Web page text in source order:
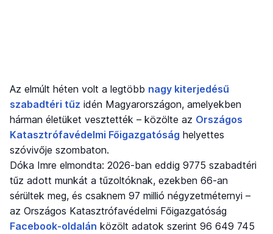
Az elmúlt héten volt a legtöbb nagy kiterjedésű
szabadtéri tűz idén Magyarországon, amelyekben
hárman életüket vesztették – közölte az Országos
Katasztrófavédelmi Főigazgatóság helyettes
szóvivője szombaton.
Dóka Imre elmondta: 2026-ban eddig 9775 szabadtéri
tűz adott munkát a tűzoltóknak, ezekben 66-an
sérültek meg, és csaknem 97 millió négyzetméternyi –
az Országos Katasztrófavédelmi Főigazgatóság
Facebook-oldalán közölt adatok szerint 96 649 745